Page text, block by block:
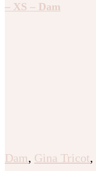
– XS – Dam
Dam, Gina Tricot,